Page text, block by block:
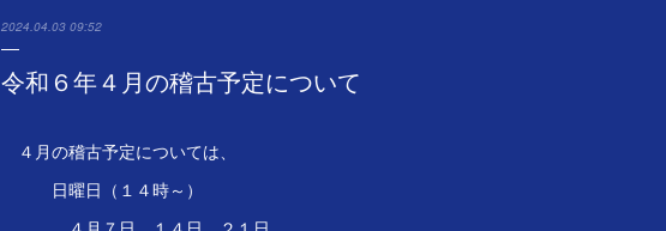
2024.04.03 09:52
令和６年４月の稽古予定について
４月の稽古予定については、
日曜日（１４時～）